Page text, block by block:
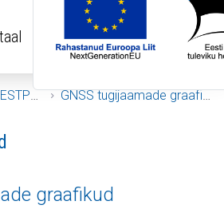
ESTPOS GNSS tugijaamade graafikud
graafikud